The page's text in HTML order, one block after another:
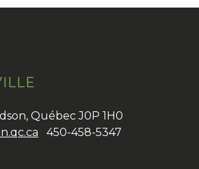
Québec J0P 1H0
450-458-5347